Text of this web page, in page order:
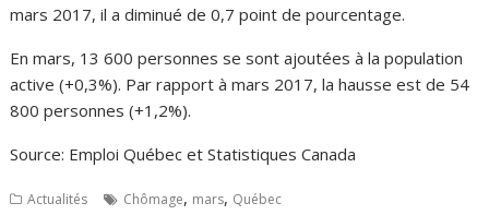
mars 2017, il a diminué de 0,7 point de pourcentage.
En mars, 13 600 personnes se sont ajoutées à la population
active (+0,3%). Par rapport à mars 2017, la hausse est de 54
800 personnes (+1,2%).
Source: Emploi Québec et Statistiques Canada
Actualités Chômage, mars, Québec